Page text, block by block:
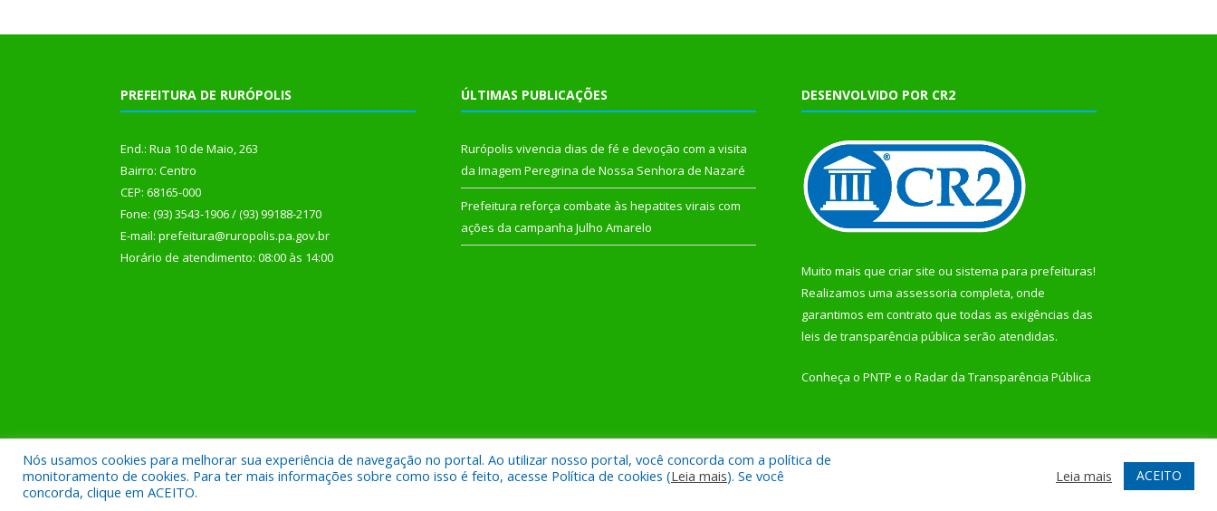
PREFEITURA DE RURÓPOLIS
End.: Rua 10 de Maio, 263
Bairro: Centro
CEP: 68165-000
Fone: (93) 3543-1906 / (93) 99188-2170
E-mail: prefeitura@ruropolis.pa.gov.br
Horário de atendimento: 08:00 às 14:00
ÚLTIMAS PUBLICAÇÕES
Rurópolis vivencia dias de fé e devoção com a visita
da Imagem Peregrina de Nossa Senhora de Nazaré
Prefeitura reforça combate às hepatites virais com
ações da campanha Julho Amarelo
DESENVOLVIDO POR CR2
Muito mais que criar site ou sistema para prefeituras!
Realizamos uma assessoria completa, onde
garantimos em contrato que todas as exigências das
leis de transparência pública serão atendidas.
Conheça o PNTP e o Radar da Transparência Pública
Todos os direitos reservados a Prefeitura Municipal de Rurópolis. Mapa do Site Acessar Webmail
Nós usamos cookies para melhorar sua experiência de navegação no portal. Ao utilizar nosso portal, você concorda com a política de
monitoramento de cookies. Para ter mais informações sobre como isso é feito, acesse Política de cookies (Leia mais). Se você
concorda, clique em ACEITO.
Leia mais ACEITO